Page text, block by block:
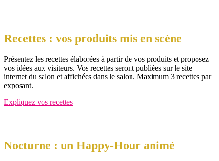
Recettes : vos produits mis en scène
Présentez les recettes élaborées à partir de vos produits et proposez
vos idées aux visiteurs. Vos recettes seront publiées sur le site
internet du salon et affichées dans le salon. Maximum 3 recettes par
exposant.
Expliquez vos recettes
Nocturne : un Happy-Hour animé